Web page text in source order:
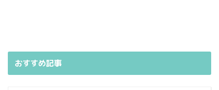
おすすめ記事